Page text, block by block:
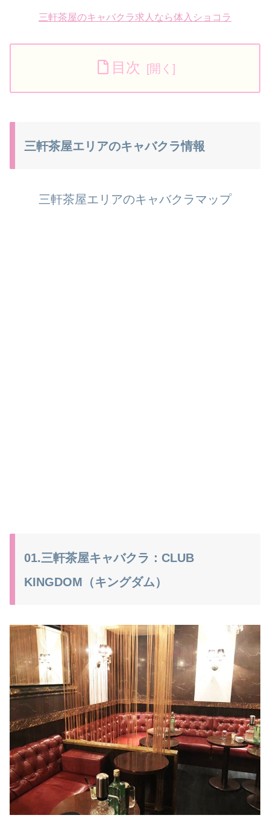
三軒茶屋のキャバクラ求人なら体入ショコラ
目次
三軒茶屋エリアのキャバクラ情報
三軒茶屋エリアのキャバクラマップ
01.三軒茶屋キャバクラ：CLUB
KINGDOM（キングダム）